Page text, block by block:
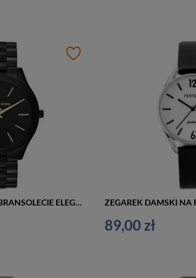
ZEGAREK DAMSKI NA BRANSOLECIE ELEGANCKI MICHAEL KORS MK3221 - SLIM RUNWAY (zx690e)
89,00 zł